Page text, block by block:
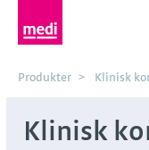
Produkter Klinisk
Klinisk